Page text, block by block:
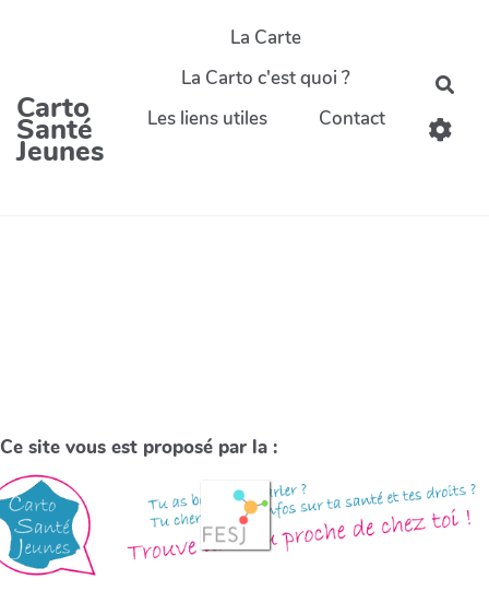
Carto
Santé
Jeunes
La Carte
La Carto c'est quoi ?
Les liens utiles
Contact
Ce site vous est proposé par la :